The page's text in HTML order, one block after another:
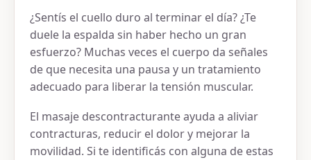
¿Sentís el cuello duro al terminar el día? ¿Te
duele la espalda sin haber hecho un gran
esfuerzo? Muchas veces el cuerpo da señales
de que necesita una pausa y un tratamiento
adecuado para liberar la tensión muscular.
El masaje descontracturante ayuda a aliviar
contracturas, reducir el dolor y mejorar la
movilidad. Si te identificás con alguna de estas